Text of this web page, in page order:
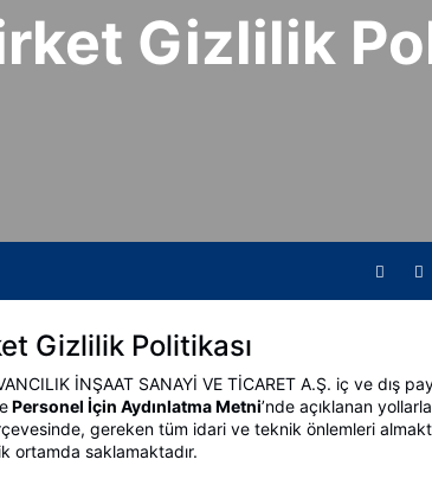
Gizlilik
Gizlilik Politikası
İNŞAAT SANAYİ VE TİCARET A.Ş. iç ve dış
Personel İçin Aydınlatma Metni’nde açıklanan
gereken tüm idari ve teknik önlemleri
ortamda saklamaktadır.